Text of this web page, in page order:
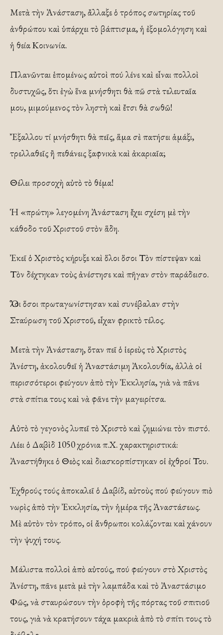
Μετὰ τὴν Ἀνάσταση, ἄλλαξε ὁ τρόπος σωτηρίας τοῦ
ἀνθρώπου καὶ ὑπάρχει τὸ βάπτισμα, ἡ ἐξομολόγηση καὶ
ἡ θεία Κοινωνία.
Πλανῶνται ἑπομένως αὐτοὶ πού λένε καὶ εἶναι πολλοὶ
δυστυχῶς, ὅτι ἐγὼ ἕνα μνήσθητι θὰ πῶ στὰ τελευταῖα
μου, μιμούμενος τὸν ληστὴ καὶ ἔτσι θὰ σωθῶ!
Ἔξαλλου τί μνήσθητι θὰ πεῖς, ἅμα σὲ πατήσει ἁμάξι,
τρελλαθεῖς ἢ πεθάνεις ξαφνικὰ καὶ ἀκαριαῖα;
Θέλει προσοχὴ αὐτὸ τὸ θέμα!
Ἡ «πρώτη» λεγομένη Ἀνάσταση ἔχει σχέση μὲ τὴν
κάθοδο τοῦ Χριστοῦ στὸν ἅδη.
Ἐκεῖ ὁ Χριστὸς κήρυξε καὶ ὅλοι ὅσοι Τὸν πίστεψαν καὶ
Τὸν δέχτηκαν τοὺς ἀνέστησε καὶ πῆγαν στὸν παράδεισο.
Ὅλοι ὅσοι πρωταγωνίστησαν καὶ συνέβαλαν στὴν
Σταύρωση τοῦ Χριστοῦ, εἶχαν φρικτὸ τέλος.
Μετὰ τὴν Ἀνάσταση, ὅταν πεῖ ὁ ἱερεὺς τὸ Χριστὸς
Ἀνέστη, ἀκολουθεῖ ἡ Ἀναστάσιμη Ἀκολουθία, ἀλλὰ οἱ
περισσότεροι φεύγουν ἀπὸ τὴν Ἐκκλησία, γιὰ νὰ πᾶνε
στὰ σπίτια τους καὶ νὰ φᾶνε τὴν μαγειρίτσα.
Αὐτὸ τὸ γεγονὸς λυπεῖ τὸ Χριστὸ καὶ ζημιώνει τὸν πιστό.
Λέει ὁ Δαβὶδ 1050 χρόνια π.Χ. χαρακτηριστικά:
Ἀναστήθηκε ὁ Θεὸς καὶ διασκορπίστηκαν οἱ ἐχθροί Του.
Ἐχθρούς τούς ἀποκαλεῖ ὁ Δαβίδ, αὐτοὺς πού φεύγουν πιὸ
νωρὶς ἀπὸ τὴν Ἐκκλησία, τὴν ἡμέρα τῆς Ἀναστάσεως.
Μὲ αὐτὸν τὸν τρόπο, οἱ ἄνθρωποι κολάζονται καὶ χάνουν
τὴν ψυχή τους.
Μάλιστα πολλοὶ ἀπὸ αὐτούς, πού φεύγουν στὸ Χριστὸς
Ἀνέστη, πᾶνε μετὰ μὲ τὴν λαμπάδα καὶ τὸ Ἀναστάσιμο
Φῶς, νὰ σταυρώσουν τὴν ὀροφὴ τῆς πόρτας τοῦ σπιτιοῦ
τους, γιὰ νὰ κρατήσουν τάχα μακριὰ ἀπὸ τὸ σπίτι τους τὸ